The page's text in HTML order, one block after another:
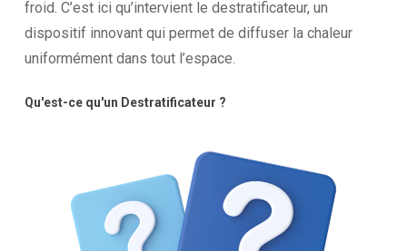
froid. C’est ici qu’intervient le destratificateur, un
dispositif innovant qui permet de diffuser la chaleur
uniformément dans tout l’espace.
Qu'est-ce qu'un Destratificateur ?